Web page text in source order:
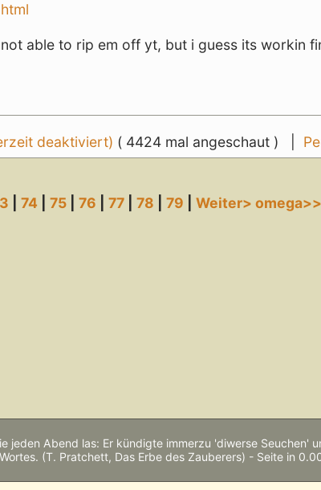
able to rip em off yt, but i guess its workin
deaktiviert) ( 4424 mal angeschaut ) |
74 75| 76 77| 78 79 Weiter> omega>>
jeden Abend las: Er kündigte immerzu 'diwerse Seuchen'
(T. Pratchett, Das Erbe des Zauberers) - Seite in